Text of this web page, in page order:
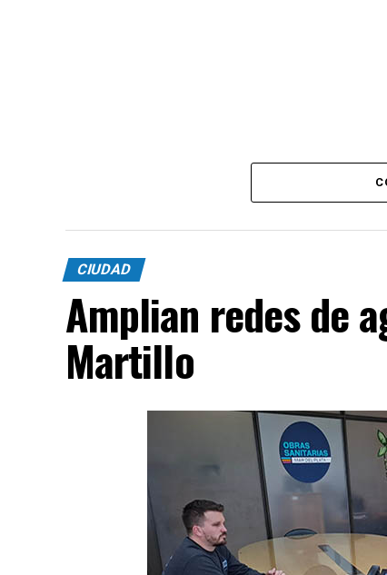
CIUDAD
Amplian redes de
Martillo